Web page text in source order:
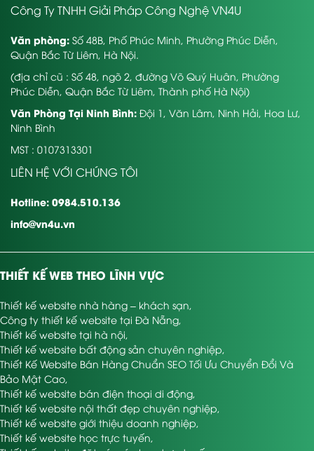
Công Ty TNHH Giải Pháp Công Nghệ VN4U
Văn phòng: Số 48B, Phố Phúc Minh, Phường Phúc Diễn,
Quận Bắc Từ Liêm, Hà Nội.
(địa chỉ cũ : Số 48, ngõ 2, đường Võ Quý Huân, Phường
Phúc Diễn, Quận Bắc Từ Liêm, Thành phố Hà Nội)
Văn Phòng Tại Ninh Bình: Đội 1, Văn Lâm, Ninh Hải, Hoa Lư,
Ninh Bình
MST : 0107313301
LIÊN HỆ VỚI CHÚNG TÔI
Hotline: 0984.510.136
info@vn4u.vn
THIẾT KẾ WEB THEO LĨNH VỰC
Thiết kế website nhà hàng – khách sạn,
Công ty thiết kế website tại Đà Nẵng,
Thiết kế website tại hà nội,
Thiết kế website bất động sản chuyên nghiệp,
Thiết Kế Website Bán Hàng Chuẩn SEO Tối Ưu Chuyển Đổi Và
Bảo Mật Cao,
Thiết kế website bán điện thoại di động,
Thiết kế website nội thất đẹp chuyên nghiệp,
Thiết kế website giới thiệu doanh nghiệp,
Thiết kế website học trực tuyến,